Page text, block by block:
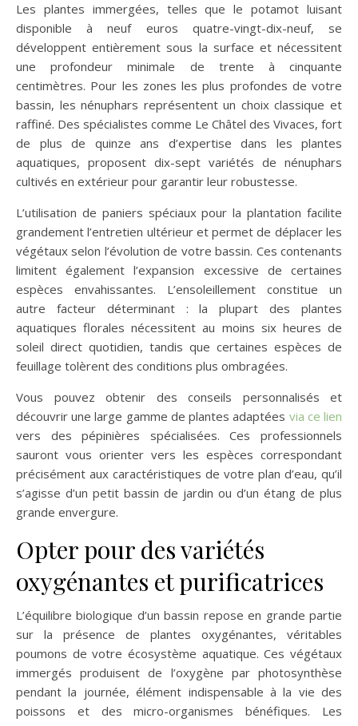
Les plantes immergées, telles que le potamot luisant
disponible à neuf euros quatre-vingt-dix-neuf, se
développent entièrement sous la surface et nécessitent
une profondeur minimale de trente à cinquante
centimètres. Pour les zones les plus profondes de votre
bassin, les nénuphars représentent un choix classique et
raffiné. Des spécialistes comme Le Châtel des Vivaces, fort
de plus de quinze ans d’expertise dans les plantes
aquatiques, proposent dix-sept variétés de nénuphars
cultivés en extérieur pour garantir leur robustesse.
L’utilisation de paniers spéciaux pour la plantation facilite
grandement l’entretien ultérieur et permet de déplacer les
végétaux selon l’évolution de votre bassin. Ces contenants
limitent également l’expansion excessive de certaines
espèces envahissantes. L’ensoleillement constitue un
autre facteur déterminant : la plupart des plantes
aquatiques florales nécessitent au moins six heures de
soleil direct quotidien, tandis que certaines espèces de
feuillage tolèrent des conditions plus ombragées.
Vous pouvez obtenir des conseils personnalisés et
découvrir une large gamme de plantes adaptées via ce lien
vers des pépinières spécialisées. Ces professionnels
sauront vous orienter vers les espèces correspondant
précisément aux caractéristiques de votre plan d’eau, qu’il
s’agisse d’un petit bassin de jardin ou d’un étang de plus
grande envergure.
Opter pour des variétés
oxygénantes et purificatrices
L’équilibre biologique d’un bassin repose en grande partie
sur la présence de plantes oxygénantes, véritables
poumons de votre écosystème aquatique. Ces végétaux
immergés produisent de l’oxygène par photosynthèse
pendant la journée, élément indispensable à la vie des
poissons et des micro-organismes bénéfiques. Les